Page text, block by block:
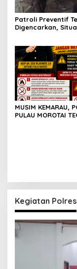
Patroli Preventif
Digencarkan,
Kondusif
MUSIM KEMARAU,
PULAU MOROTAI
Kegiatan Polres